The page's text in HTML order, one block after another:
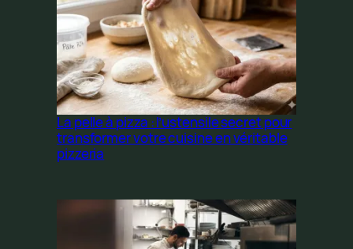
La pelle à pizza : l’ustensile secret pour
transformer votre cuisine en véritable
pizzeria